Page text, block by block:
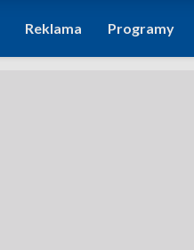
Reklama Programy